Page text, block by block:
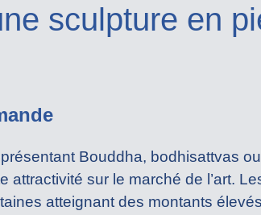
sculpture en
Bouddha, bodhisattvas
sur le marché de l’art.
atteignant des montants